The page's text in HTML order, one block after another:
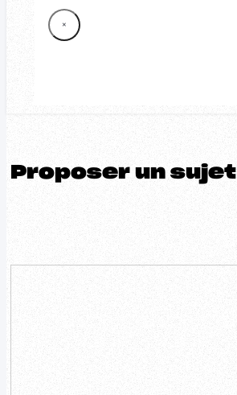
×
Proposer un sujet